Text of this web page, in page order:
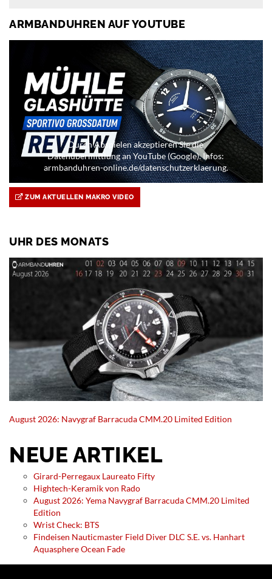
ARMBANDUHREN AUF YOUTUBE
Durch Abspielen akzeptieren Sie die
Datenübermittlung an YouTube (Google). Infos:
armbanduhren-online.de/datenschutzerklaerung.
ZUM AKTUELLEN MAKRO VIDEO
UHR DES MONATS
August 2026: Navygraf Barracuda CMM.20 Limited Edition
NEUE ARTIKEL
Girard-Perregaux Laureato Fifty
Hightech-Keramik von Rado
August 2026: Yema Navygraf Barracuda CMM.20 Limited
Edition
Wrist Check: BTS
Findeisen Nauticmaster Field Diver DLC S.E. vs. Hanhart
Aquasphere Ocean Fade